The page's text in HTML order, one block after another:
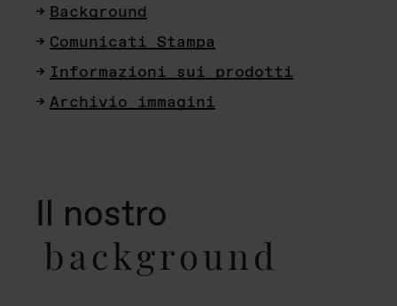
Background
Comunicati Stampa
Informazioni sui prodotti
Archivio immagini
Il nostro
background